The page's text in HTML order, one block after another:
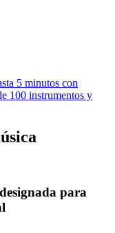
5 minutos con
100 instrumentos y
para